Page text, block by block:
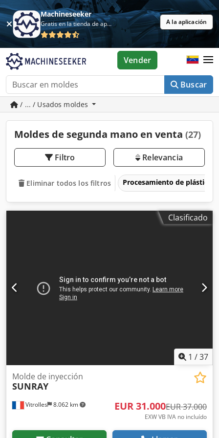
Machineseeker
Gratis en la tienda de aplicaciones A la aplicación
Buscar
Vender
/ ... / Usados moldes
Moldes de segunda mano en venta (27)
Filtro Relevancia
Eliminar todos los filtros Procesamiento de plásticos
Clasificado
1 /37
Vitrolles 8.062 km
Molde de inyección
SUNRAY
EUR 31.000EUR 37.000
EXW VB IVA no incluído